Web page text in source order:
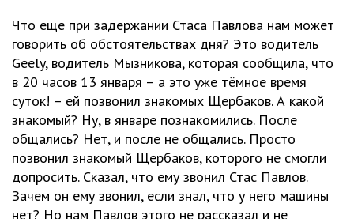
Что еще при задержании Стаса Павлова нам может
говорить об обстоятельствах дня? Это водитель
Geely, водитель Мызникова, которая сообщила, что
в 20 часов 13 января – а это уже тёмное время
суток! – ей позвонил знакомых Щербаков. А какой
знакомый? Ну, в январе познакомились. После
общались? Нет, и после не общались. Просто
позвонил знакомый Щербаков, которого не смогли
допросить. Сказал, что ему звонил Стас Павлов.
Зачем он ему звонил, если знал, что у него машины
нет? Но нам Павлов этого не рассказал и не